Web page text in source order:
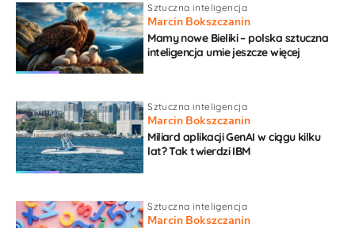
Sztuczna inteligencja
Marcin Bokszczanin
Mamy nowe Bieliki – polska sztuczna
inteligencja umie jeszcze więcej
Sztuczna inteligencja
Marcin Bokszczanin
Miliard aplikacji GenAI w ciągu kilku
lat? Tak twierdzi IBM
Sztuczna inteligencja
Marcin Bokszczanin